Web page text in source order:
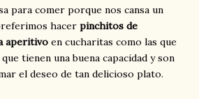
para comer porque nos cansa un
hacer pinchitos de
aperitivo en cucharitas como las que
tienen una buena capacidad y son
el deseo de tan delicioso plato.